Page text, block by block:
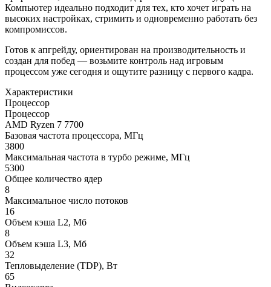
Компьютер идеально подходит для тех, кто хочет играть на
высоких настройках, стримить и одновременно работать без
компромиссов.
Готов к апгрейду, ориентирован на производительность и
создан для побед — возьмите контроль над игровым
процессом уже сегодня и ощутите разницу с первого кадра.
Характеристики
Процессор
Процессор
AMD Ryzen 7 7700
Базовая частота процессора, МГц
3800
Максимальная частота в турбо режиме, МГц
5300
Общее количество ядер
8
Максимальное число потоков
16
Объем кэша L2, Мб
8
Объем кэша L3, Мб
32
Тепловыделение (TDP), Вт
65